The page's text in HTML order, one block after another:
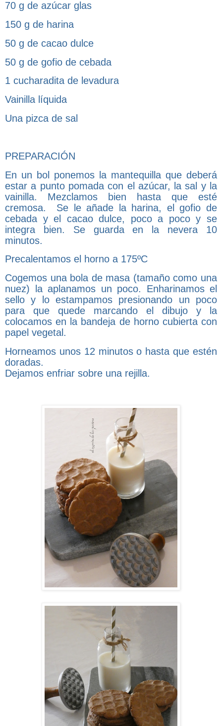
70 g de azúcar glas
150 g de harina
50 g de cacao dulce
50 g de gofio de cebada
1 cucharadita de levadura
Vainilla líquida
Una pizca de sal
PREPARACIÓN
En un bol ponemos la mantequilla que deberá
estar a punto pomada con el azúcar, la sal y la
vainilla. Mezclamos bien hasta que esté
cremosa. Se le añade la harina, el gofio de
cebada y el cacao dulce, poco a poco y se
integra bien. Se guarda en la nevera 10
minutos.
Precalentamos el horno a 175ºC
Cogemos una bola de masa (tamaño como una
nuez) la aplanamos un poco. Enharinamos el
sello y lo estampamos presionando un poco
para que quede marcando el dibujo y la
colocamos en la bandeja de horno cubierta con
papel vegetal.
Horneamos unos 12 minutos o hasta que estén
doradas.
Dejamos enfriar sobre una rejilla.